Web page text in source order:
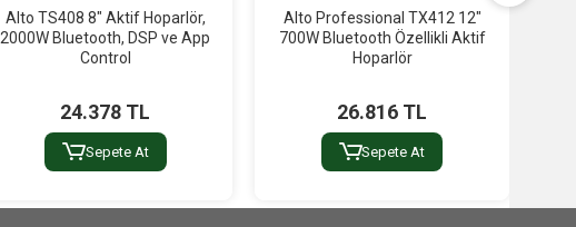
Alto TS408 8" Aktif Hoparlör,
2000W Bluetooth, DSP ve App
Control
24.378 TL
Sepete At
Alto Professional TX412 12"
700W Bluetooth Özellikli Aktif
Hoparlör
26.816 TL
Sepete At